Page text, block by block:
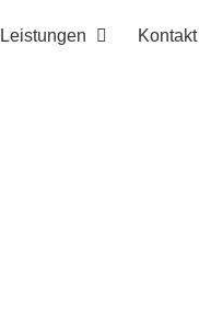
Leistungen Kontakt